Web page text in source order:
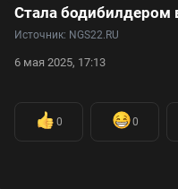
Источник: NGS22.RU
6 мая 2025, 17:13
0 0